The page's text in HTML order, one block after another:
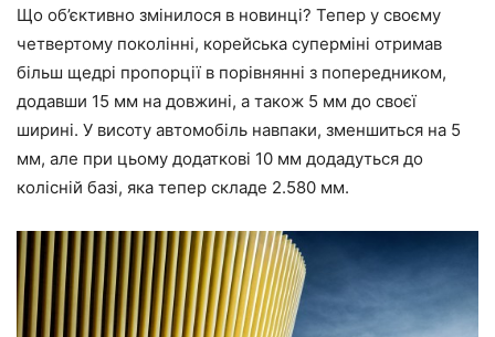
Що об’єктивно змінилося в новинці? Тепер у своєму
четвертому поколінні, корейська суперміні отримав
більш щедрі пропорції в порівнянні з попередником,
додавши 15 мм на довжині, а також 5 мм до своєї
ширині. У висоту автомобіль навпаки, зменшиться на 5
мм, але при цьому додаткові 10 мм додадуться до
колісній базі, яка тепер складе 2.580 мм.